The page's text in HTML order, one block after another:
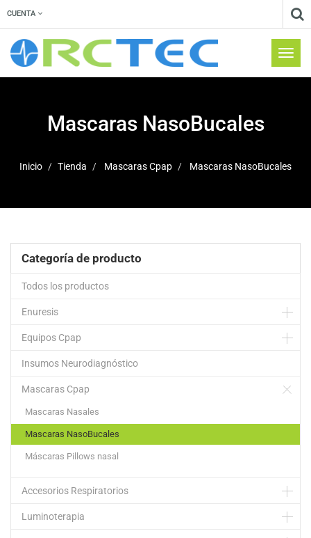
CUENTA
Menú
de
Mascaras NasoBucales
Inicio Tienda Mascaras Cpap Mascaras NasoBucales
Categoría de producto
Todos los productos
Enuresis
Equipos Cpap
Insumos Neurodiagnóstico
Mascaras Cpap
Mascaras Nasales
Mascaras NasoBucales
Máscaras Pillows nasal
Accesorios Respiratorios
Luminoterapia